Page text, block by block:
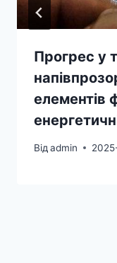
Прогрес у
елементів
Від admin